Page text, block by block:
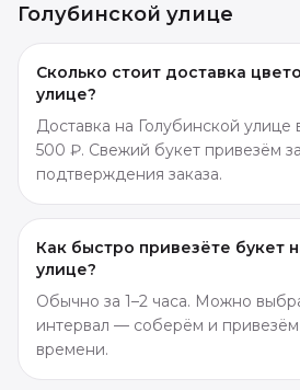
Голубинской улице
Сколько стоит доставка
улице?
Доставка на Голубинской
500 ₽. Свежий букет привезём
подтверждения заказа.
Как быстро привезёте букет
улице?
Обычно за 1–2 часа. Можно
интервал — соберём и
времени.